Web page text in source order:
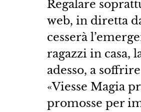
Regalare
web, in diretta
cesserà
ragazzi in casa,
adesso, a
«Viesse Magia
promosse per